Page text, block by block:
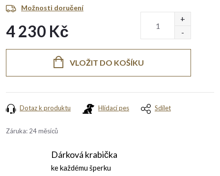
Možnosti doručení
4 230 Kč
VLOŽIT DO KOŠÍKU
Dotaz k produktu Hlídací pes Sdílet
Záruka: 24 měsíců
Dárková krabička
ke každému šperku